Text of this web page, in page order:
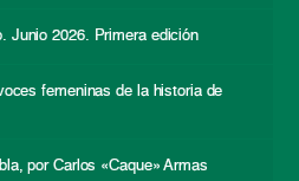
Junio 2026. Primera edición
femeninas de la historia de
por Carlos «Caque» Armas